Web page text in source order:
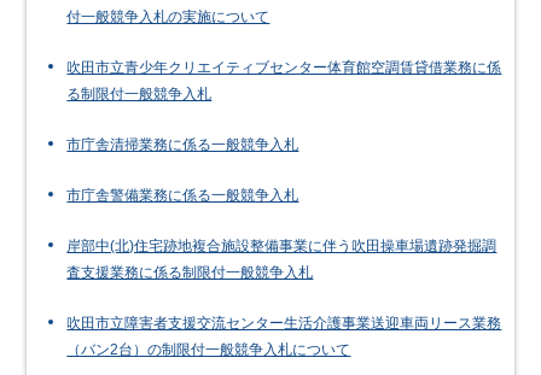
付一般競争入札の実施について
吹田市立青少年クリエイティブセンター体育館空調賃貸借業務に係
る制限付一般競争入札
市庁舎清掃業務に係る一般競争入札
市庁舎警備業務に係る一般競争入札
岸部中(北)住宅跡地複合施設整備事業に伴う吹田操車場遺跡発掘調
査支援業務に係る制限付一般競争入札
吹田市立障害者支援交流センター生活介護事業送迎車両リース業務
（バン2台）の制限付一般競争入札について